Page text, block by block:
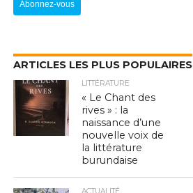
ARTICLES LES PLUS POPULAIRES
LITTÉRATURE
« Le Chant des
rives » : la
naissance d’une
nouvelle voix de
la littérature
burundaise